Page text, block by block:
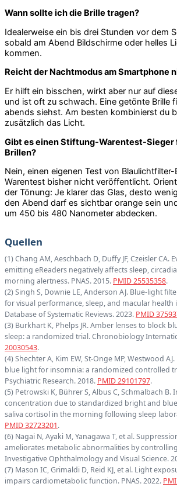
Wann sollte ich die Brille tragen?
Idealerweise ein bis drei Stunden vor dem
sobald am Abend Bildschirme oder helles
kommen.
Reicht der Nachtmodus am Smartphone
Er hilft ein bisschen, wirkt aber nur auf
und ist oft zu schwach. Eine getönte Brille
abends siehst. Am besten kombinierst du
zusätzlich das Licht.
Gibt es einen Stiftung-Warentest-
Brillen?
Nein, einen eigenen Test von
Warentest bisher nicht veröffentlicht.
der Tönung: Je klarer das Glas, desto
den Abend darf es sichtbar orange sein
um 450 bis 480 Nanometer abdecken.
Quellen
(1) Chang AM, Aeschbach D, Duffy JF, Czeisler CA.
emitting eReaders negatively affects sleep,
morning alertness. PNAS. 2015. PMID 25535358.
(2) Singh S, Downie LE, Anderson AJ. Blue-light
for visual performance, sleep, and macular health
Database of Systematic Reviews. 2023. PMID
(3) Burkhart K, Phelps JR. Amber lenses to block
sleep: a randomized trial. Chronobiology
20030543.
(4) Shechter A, Kim EW, St-Onge MP, Westwood
blue light for insomnia: a randomized controlled
Psychiatric Research. 2018. PMID 29101797.
(5) Petrowski K, Bührer S, Albus C, Schmalbach B.
concentration due to standardized bright and
saliva cortisol in the morning following sleep
PMID 32723201.
(6) Nagai N, Ayaki M, Yanagawa T, et al.
ameliorates metabolic abnormalities by
Investigative Ophthalmology and Visual Science.
(7) Mason IC, Grimaldi D, Reid KJ, et al. Light
impairs cardiometabolic function. PNAS. 2022.